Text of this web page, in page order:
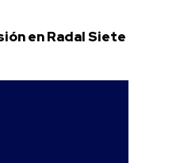
en Radal Siete